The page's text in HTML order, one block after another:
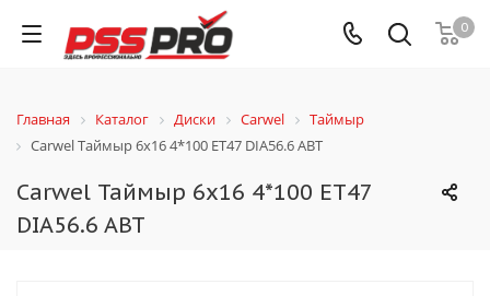
0
Главная Каталог Диски Carwel
Таймыр
Carwel Таймыр 6x16 4*100 ET47 DIA56.6 ABT
Carwel Таймыр 6x16 4*100 ET47
DIA56.6 ABT